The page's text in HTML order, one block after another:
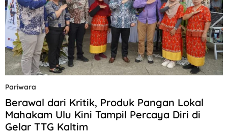
Pariwara
Berawal dari Kritik, Produk Pangan Lokal
Mahakam Ulu Kini Tampil Percaya Diri di
Gelar TTG Kaltim